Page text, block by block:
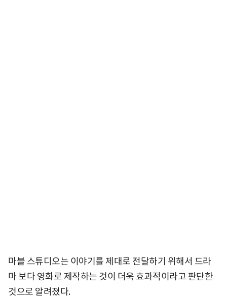
마블 스튜디오는 이야기를 제대로 전달하기 위해서 드라
마 보다 영화로 제작하는 것이 더욱 효과적이라고 판단한
것으로 알려졌다.